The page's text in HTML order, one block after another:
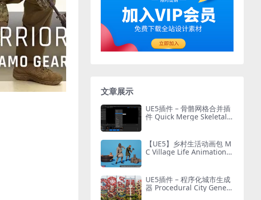
文章展示
UE5插件 – 骨骼网格合并插
件 Quick Merge Skeletal
【UE5】乡村生活动画包 M
C Village Life Animation P
UE5插件 – 程序化城市生成
器 Procedural City Genera